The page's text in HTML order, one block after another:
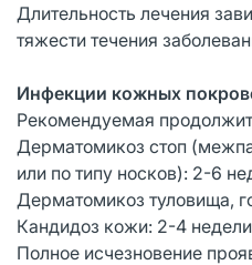
Длительность лечения
тяжести течения
Инфекции кожных
Рекомендуемая
Дерматомикоз стоп
или по типу носков): 2-6
Дерматомикоз туловища,
Кандидоз кожи: 2-4
Полное исчезновение